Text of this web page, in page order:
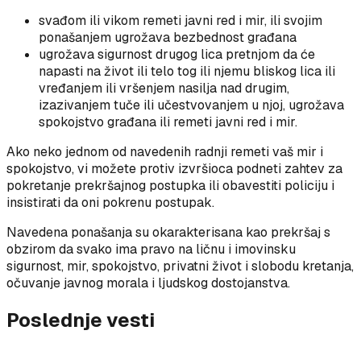
svađom ili vikom remeti javni red i mir, ili svojim
ponašanjem ugrožava bezbednost građana
ugrožava sigurnost drugog lica pretnjom da će
napasti na život ili telo tog ili njemu bliskog lica ili
vređanjem ili vršenjem nasilja nad drugim,
izazivanjem tuče ili učestvovanjem u njoj, ugrožava
spokojstvo građana ili remeti javni red i mir.
Ako neko jednom od navedenih radnji remeti vaš mir i
spokojstvo, vi možete protiv izvršioca podneti zahtev za
pokretanje prekršajnog postupka ili obavestiti policiju i
insistirati da oni pokrenu postupak.
Navedena ponašanja su okarakterisana kao prekršaj s
obzirom da svako ima pravo na ličnu i imovinsku
sigurnost, mir, spokojstvo, privatni život i slobodu kretanja,
očuvanje javnog morala i ljudskog dostojanstva.
Poslednje vesti